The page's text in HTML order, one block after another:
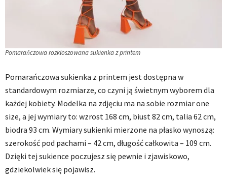
Pomarańczowa rozkloszowana sukienka z printem
Pomarańczowa sukienka z printem jest dostępna w
standardowym rozmiarze, co czyni ją świetnym wyborem dla
każdej kobiety. Modelka na zdjęciu ma na sobie rozmiar one
size, a jej wymiary to: wzrost 168 cm, biust 82 cm, talia 62 cm,
biodra 93 cm. Wymiary sukienki mierzone na płasko wynoszą:
szerokość pod pachami – 42 cm, długość całkowita – 109 cm.
Dzięki tej sukience poczujesz się pewnie i zjawiskowo,
gdziekolwiek się pojawisz.